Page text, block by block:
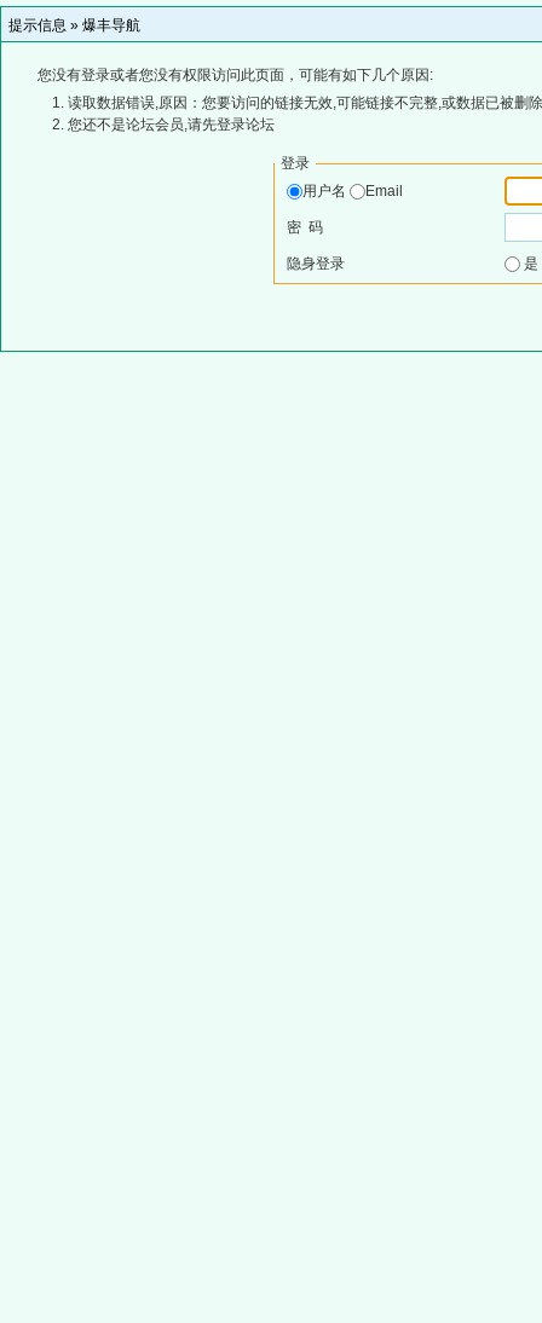
提示信息 » 爆丰导航
您没有登录或者您没有权限访问此页面，可能有如下几个原因:
读取数据错误,原因：您要访问的链接无效,可能链接不完整,或数据已被删
您还不是论坛会员,请先登录论坛
登录
用户名
Email
密 码
隐身登录